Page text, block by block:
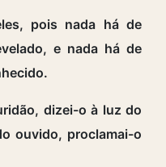
pois nada há de
e nada há de
dizei-o à luz do
ouvido, proclamai-o